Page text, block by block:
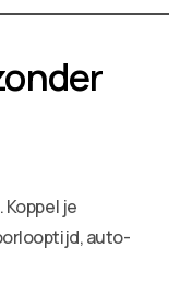
je
auto-